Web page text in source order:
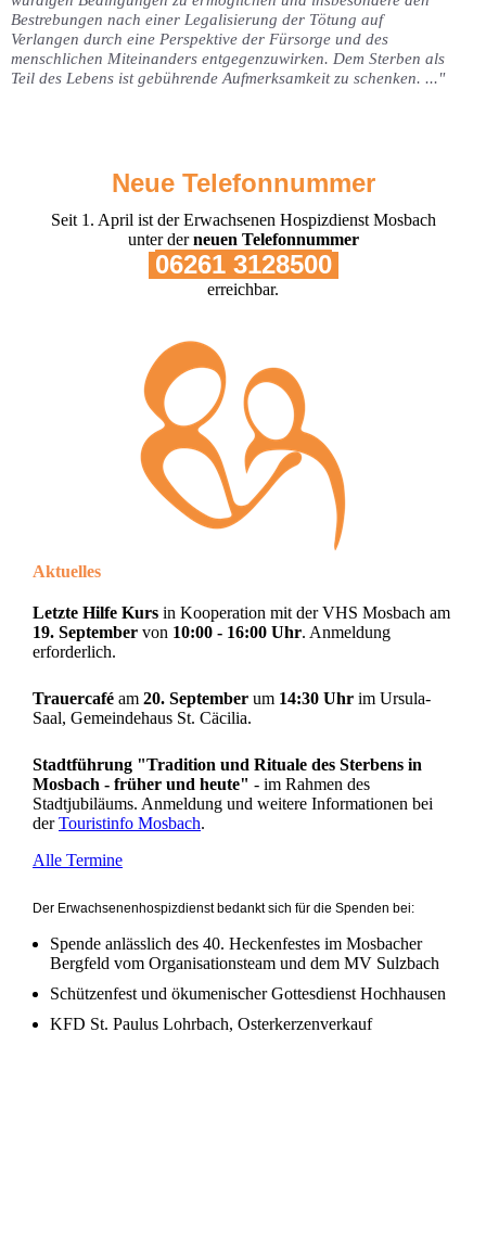
Bestrebungen nach einer Legalisierung der Tötung auf
Verlangen durch eine Perspektive der Fürsorge und des
menschlichen Miteinanders entgegenzuwirken. Dem Sterben als
Teil des Lebens ist gebührende Aufmerksamkeit zu schenken. ..."
Neue Telefonnummer
Seit 1. April ist der Erwachsenen Hospizdienst Mosbach
unter derneuen Telefonnummer
06261 3128500
erreichbar.
Aktuelles
Letzte Hilfe Kurs in Kooperation mit der VHS Mosbach am
19. September von 10:00 - 16:00 Uhr. Anmeldung
erforderlich.
Trauercafé am 20. September um 14:30 Uhr im Ursula-
Saal, Gemeindehaus St. Cäcilia.
Stadtführung "Tradition und Rituale des Sterbens in
Mosbach - früher und heute" - im Rahmen des
Stadtjubiläums. Anmeldung und weitere Informationen bei
derTouristinfo Mosbach.
Alle Termine
Der Erwachsenenhospizdienst bedankt sich für die Spenden bei:
Spende anlässlich des 40. Heckenfestes im Mosbacher
Bergfeld vom Organisationsteam und dem MV Sulzbach
Schützenfest und ökumenischer Gottesdienst Hochhausen
KFD St. Paulus Lohrbach, Osterkerzenverkauf